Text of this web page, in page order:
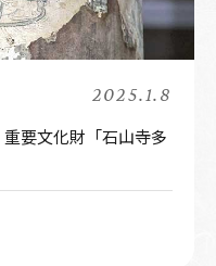
2025.1.8
重要文化財「石山寺多